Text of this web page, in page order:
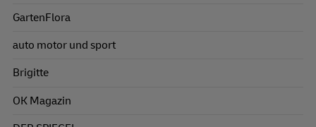
GartenFlora
auto motor und sport
Brigitte
OK Magazin